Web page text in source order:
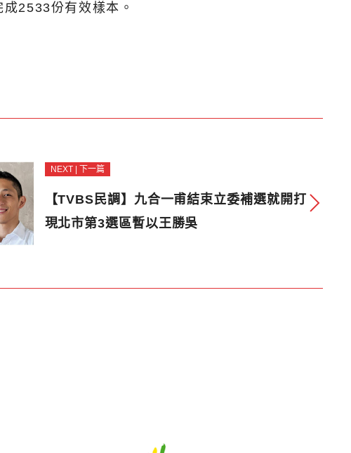
2533份有效樣本。
NEXT | 下一篇
【TVBS民調】九合一甫結束立委補選就開打
現北市第3選區暫以王勝吳